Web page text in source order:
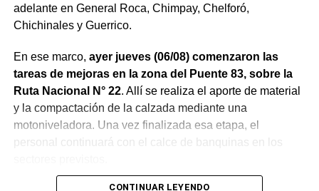
adelante en General Roca, Chimpay, Chelforó,
Chichinales y Guerrico.
En ese marco, ayer jueves (06/08) comenzaron las
tareas de mejoras en la zona del Puente 83, sobre la
Ruta Nacional N° 22. Allí se realiza el aporte de material
y la compactación de la calzada mediante una
motoniveladora. Una vez finalizada esa etapa, el
personal continuará con el calce de banquinas en los
CONTINUAR LEYENDO